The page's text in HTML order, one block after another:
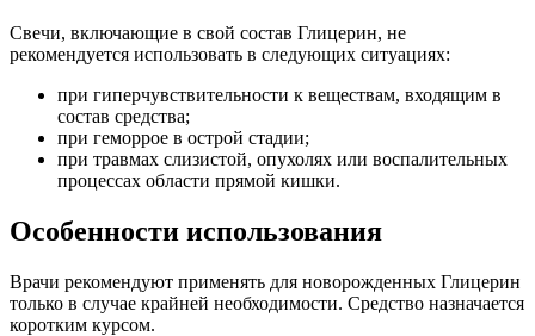
Свечи, включающие в свой состав Глицерин, не
рекомендуется использовать в следующих ситуациях:
при гиперчувствительности к веществам, входящим в
состав средства;
при геморрое в острой стадии;
при травмах слизистой, опухолях или воспалительных
процессах области прямой кишки.
Особенности использования
Врачи рекомендуют применять для новорожденных Глицерин
только в случае крайней необходимости. Средство назначается
коротким курсом.